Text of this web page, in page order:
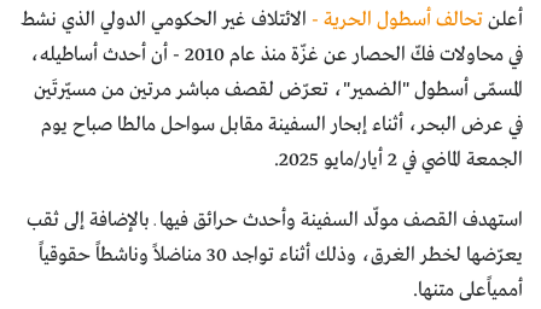
أعلنتحالف أسطول الحرية - الائتلاف غير الحكومي الدولي الذي نشط
في محاولات فكّ الحصار عن غزّة منذ عام 2010 - أن أحدث أساطيله،
المسمّى أسطول "الضمير"، تعرّض لقصف مباشر مرتين من مسيّرتَين
في عرض البحر، أثناء إبحار السفينة مقابل سواحل مالطا صباح يوم
الجمعة الماضي في 2 أيار/مايو 2025.
استهدف القصف مولّد السفينة وأحدث حرائق فيها ـ بالإضافة إلى ثقب
يعرّضها لخطر الغرق، وذلك أثناء تواجد 30 مناضلاً وناشطاً حقوقياً
أممياًعلى متنها.